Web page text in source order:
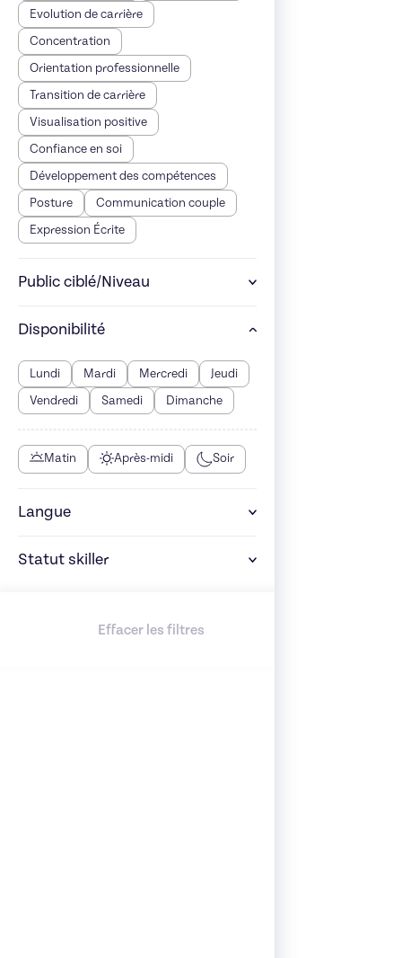
Evolution de carrière
Concentration
Orientation professionnelle
Transition de carrière
Visualisation positive
Confiance en soi
Développement des compétences
Posture
Communication couple
Expression Écrite
Public ciblé/Niveau
Disponibilité
Lundi Mardi Mercredi
Jeudi
Vendredi
Samedi Dimanche
Matin Après-midi Soir
Langue
Statut skiller
Effacer les filtres